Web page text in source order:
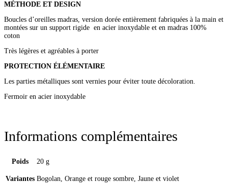
MÉTHODE ET DESIGN
Boucles d’oreilles madras, version dorée entièrement fabriquées à la main et
montées sur un support rigide en acier inoxydable et en madras 100%
coton
Très légères et agréables à porter
PROTECTION ÉLÉMENTAIRE
Les parties métalliques sont vernies pour éviter toute décoloration.
Fermoir en acier inoxydable
Informations complémentaires
Poids 20 g
Variantes Bogolan, Orange et rouge sombre, Jaune et violet